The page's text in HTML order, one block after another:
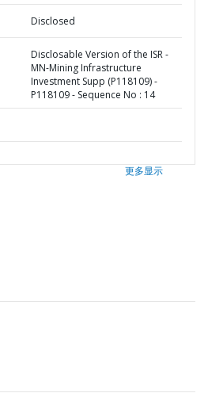
Disclosed
Disclosable Version of the ISR -
MN-Mining Infrastructure
Investment Supp (P118109) -
P118109 - Sequence No : 14
更多显示